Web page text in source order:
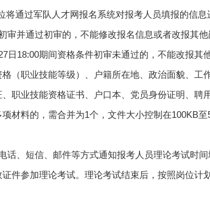
将通过军队人才网报名系统对报考人员填报的信
并通过初审的，不能修改报名信息或者改报其
18:00期间资格条件初审未通过的，不能改报其他
（职业技能等级）、户籍所在地、政治面貌、工
职业技能资格证书、户口本、党员身份证明、聘
材料的，需合并为1个，文件大小控制在100KB
话、短信、邮件等方式通知报考人员理论考试时
件参加理论考试。理论考试结束后，按照岗位计